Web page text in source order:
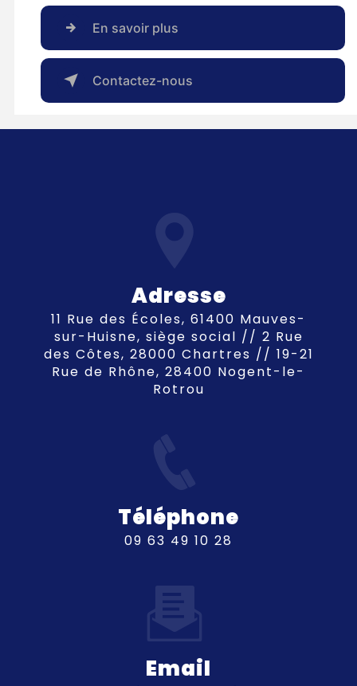
En savoir plus
Contactez-nous
Adresse
11 Rue des Écoles, 61400 Mauves-
sur-Huisne, siège social // 2 Rue
des Côtes, 28000 Chartres // 19-21
Rue de Rhône, 28400 Nogent-le-
Rotrou
Téléphone
09 63 49 10 28
Email